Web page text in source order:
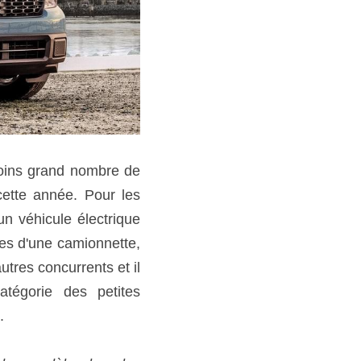
grand nombre de
année. Pour les
véhicule électrique
d'une camionnette,
concurrents et il
des petites